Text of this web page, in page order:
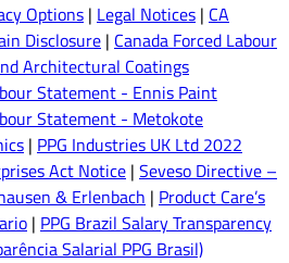
Options | Legal Notices | CA
Disclosure | Canada Forced Labour
Architectural Coatings
Statement - Ennis Paint
Statement - Metokote
| PPG Industries UK Ltd 2022
Act Notice | Seveso Directive –
& Erlenbach | Product Care’s
| PPG Brazil Salary Transparency
Salarial PPG Brasil)